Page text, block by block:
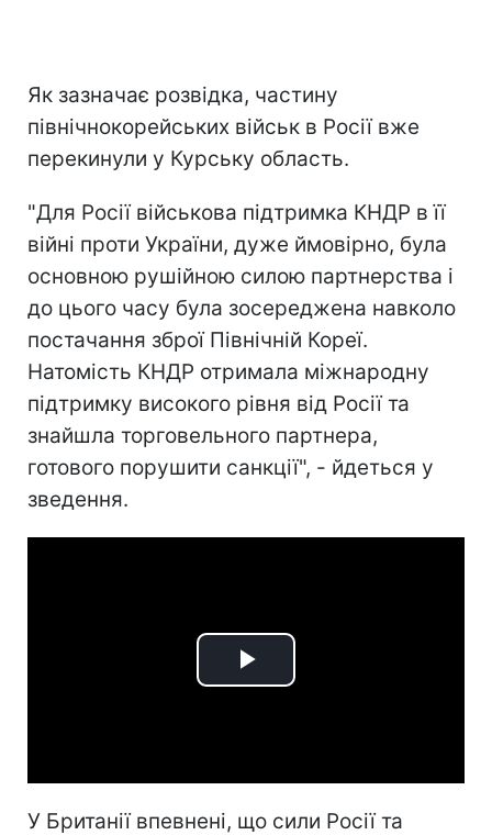
Як зазначає розвідка, частину
північнокорейських військ в Росії вже
перекинули у Курську область.
"Для Росії військова підтримка КНДР в її
війні проти України, дуже ймовірно, була
основною рушійною силою партнерства і
до цього часу була зосереджена навколо
постачання зброї Північній Кореї.
Натомість КНДР отримала міжнародну
підтримку високого рівня від Росії та
знайшла торговельного партнера,
готового порушити санкції", - йдеться у
зведення.
Play
У Британії впевнені, що сили Росії та